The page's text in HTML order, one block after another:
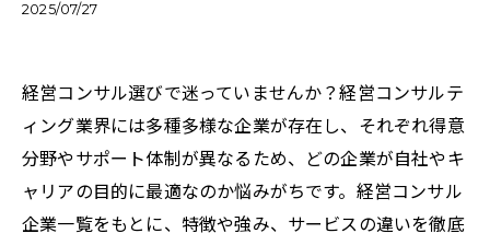
2025/07/27
経営コンサル選びで迷っていませんか？経営コンサルテ
ィング業界には多種多様な企業が存在し、それぞれ得意
分野やサポート体制が異なるため、どの企業が自社やキ
ャリアの目的に最適なのか悩みがちです。経営コンサル
企業一覧をもとに、特徴や強み、サービスの違いを徹底